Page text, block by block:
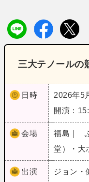
三大テノールの
日時
2026年5
開演：
会場 福島｜
堂）・大
出演
ジョン